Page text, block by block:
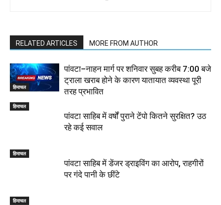
RELATED ARTICLES MORE FROM AUTHOR
हिमाचल
पांवटा–नाहन मार्ग पर शनिवार सुबह करीब 7:00 बजे
ट्राला खराब होने के कारण यातायात व्यवस्था पूरी
तरह प्रभावित
हिमाचल
पांवटा साहिब में वर्षों पुराने टेंपो कितने सुरक्षित? उठ
रहे कई सवाल
हिमाचल
पांवटा साहिब में डेंजर ड्राइविंग का आरोप, राहगीरों
पर गंदे पानी के छींटे
हिमाचल